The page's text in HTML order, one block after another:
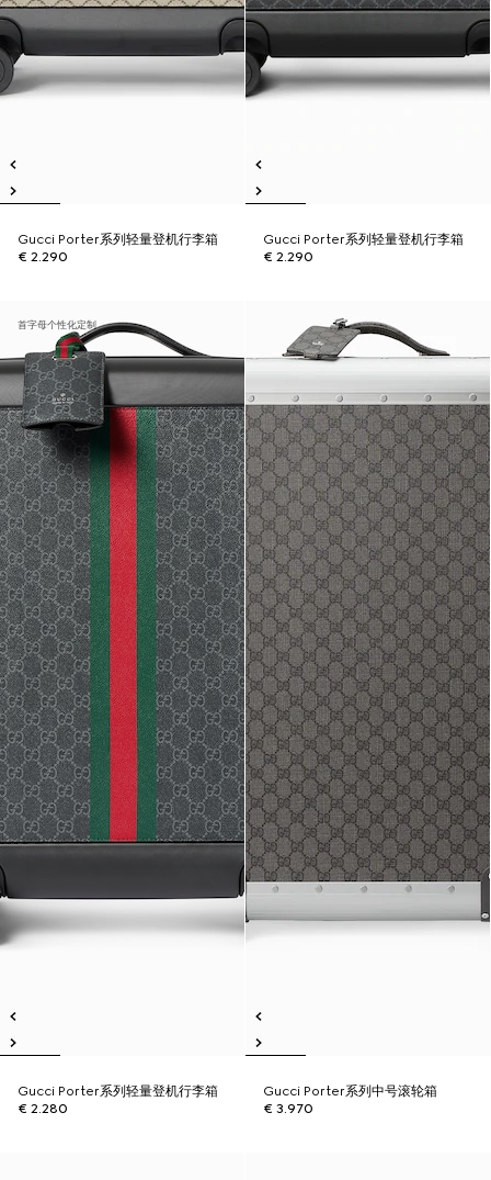
Gucci Porter系列轻量登机行李箱
€ 2.290
Gucci Porter系列轻量登机行李箱
€ 2.290
首字母个性化定制
Gucci Porter系列轻量登机行李箱
€ 2.280
Gucci Porter系列中号滚轮箱
€ 3.970